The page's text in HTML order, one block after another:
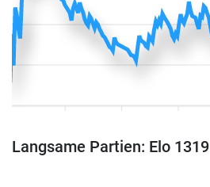
Langsame Partien: Elo 1319